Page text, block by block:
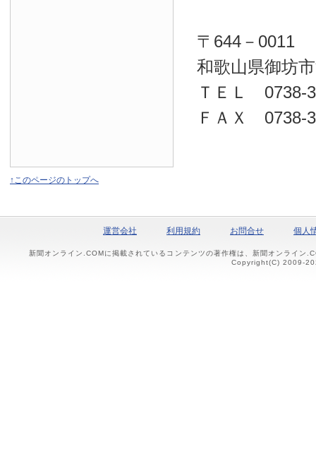
〒644－0011
和歌山県御坊
ＴＥＬ 0738-
ＦＡＸ 0738-
↑このページのトップへ
運営会社 利用規約 お問合せ 個人
新聞オンライン.COMに掲載されているコンテンツの著作権は、新聞オンライン
Copyright(C) 2009-